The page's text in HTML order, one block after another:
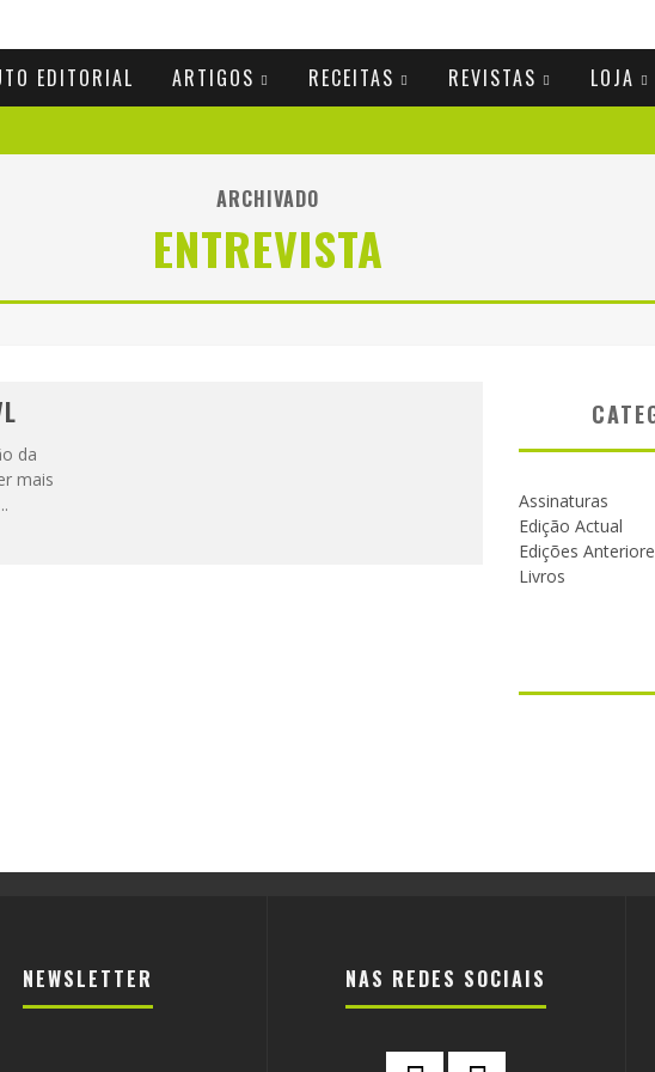
EDITORIAL ARTIGOS RECEITAS REVISTAS LOJA
ARCHIVADO
ENTREVISTA
da
mais
Assinaturas
Edição Actual
Edições
Livros
NEWSLETTER NAS REDES SOCIAIS